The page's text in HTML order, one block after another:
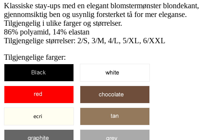
Klassiske stay-ups med en elegant blomstermønster blondekant,
gjennomsiktig ben og usynlig forsterket tå for mer eleganse.
Tilgjengelig i ulike farger og størrelser.
86% polyamid, 14% elastan
Tilgjengelige størrelser: 2/S, 3/M, 4/L, 5/XL, 6/XXL
Tilgjengelige farger: